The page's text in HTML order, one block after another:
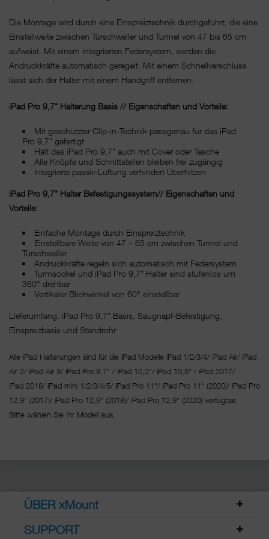
Die Montage wird durch eine Einspreiztechnik durchgeführt, die eine
Einstellweite zwischen Türschweller und Tunnel von 47 bis 65 cm
aufweist. Mit einem integrierten Federsystem, werden die
Andruckkräfte automatisch geregelt. Mit einem Schnellverschluss
lässt sich der Halter mit einem Handgriff entfernen.
iPad Pro 9,7" Halterung Basis // Eigenschaften und Vorteile:
Mit geschützter Clip-in-Technik passgenau für das iPad
Pro 9,7" gefertigt
Hält das iPad Pro 9,7" auch mit Cover oder Tasche
Alle Knöpfe und Schnittstellen bleiben frei zugängig
Integrierte passiv-Lüftung verhindert Überhitzen
iPad Pro 9,7" Halter Befestigungssystem// Eigenschaften und
Vorteile:
Einfache Montage durch Einspreiztechnik
Einstellbare Weite von 47 – 65 cm zwischen Tunnel und
Türschweller
Andruckkräfte regeln sich automatisch mit Federsystem
Turmsockel und iPad Pro 9,7" Halter sind stufenlos um
360° drehbar
Vertikaler Blickwinkel von 60° einstellbar
Lieferumfang: iPad Pro 9,7" Basis, Saugnapf-Befestigung,
Einspreizbasis und Standrohr
Alle iPad Halterungen sind für die iPad Modelle iPad 1/2/3/4/ iPad Air/ iPad
Air 2/ iPad Air 3/ iPad Pro 9,7“ / iPad 10,2“/ iPad 10,5“ / iPad 2017/
iPad 2018/ iPad mini 1/2/3/4/5/ iPad Pro 11“/ iPad Pro 11“ (2020)/ iPad Pro
12,9“ (2017)/ iPad Pro 12,9“ (2018)/ iPad Pro 12,9“ (2020) verfügbar.
Bitte wählen Sie Ihr Modell aus.
ÜBER xMount
SUPPORT